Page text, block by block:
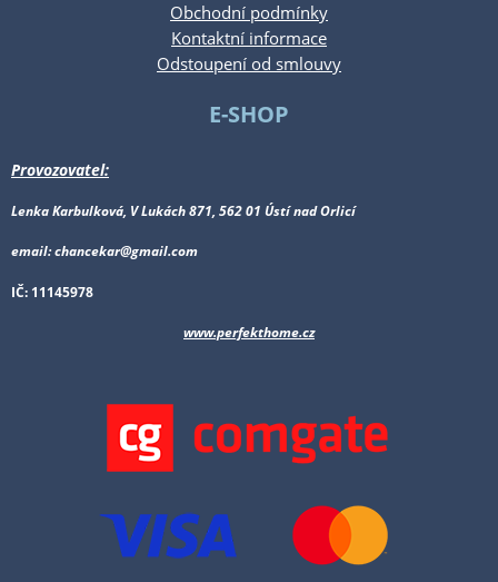
Obchodní podmínky
Kontaktní informace
Odstoupení od smlouvy
E-SHOP
Provozovatel:
Lenka Karbulková, V Lukách 871, 562 01 Ústí nad Orlicí
email: chancekar@gmail.com
IČ: 11145978
www.perfekthome.cz